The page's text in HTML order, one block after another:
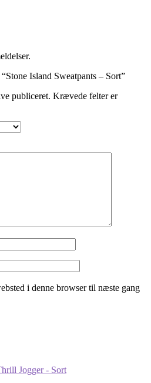
Island Sweatpants – Sort”
publiceret. Krævede felter er
i denne browser til næste gang